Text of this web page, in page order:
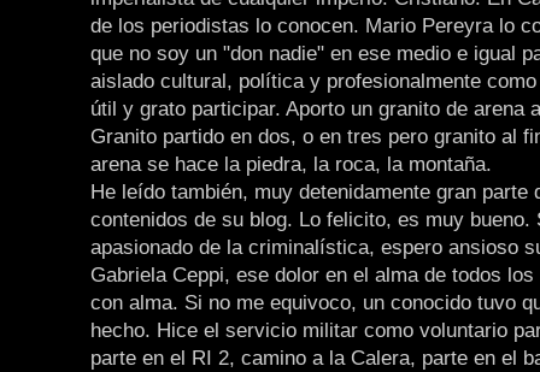
de los periodistas lo conocen. Mario Pereyra lo
que no soy un "don nadie" en ese medio e igual
aislado cultural, política y profesionalmente
útil y grato participar. Aporto un granito de arena
Granito partido en dos, o en tres pero granito al
arena se hace la piedra, la roca, la montaña.
He leído también, muy detenidamente gran parte
contenidos de su blog. Lo felicito, es muy bueno.
apasionado de la criminalística, espero ansioso
Gabriela Ceppi, ese dolor en el alma de todos
con alma. Si no me equivoco, un conocido tuvo
hecho. Hice el servicio militar como voluntario
parte en el RI 2, camino a la Calera, parte en el